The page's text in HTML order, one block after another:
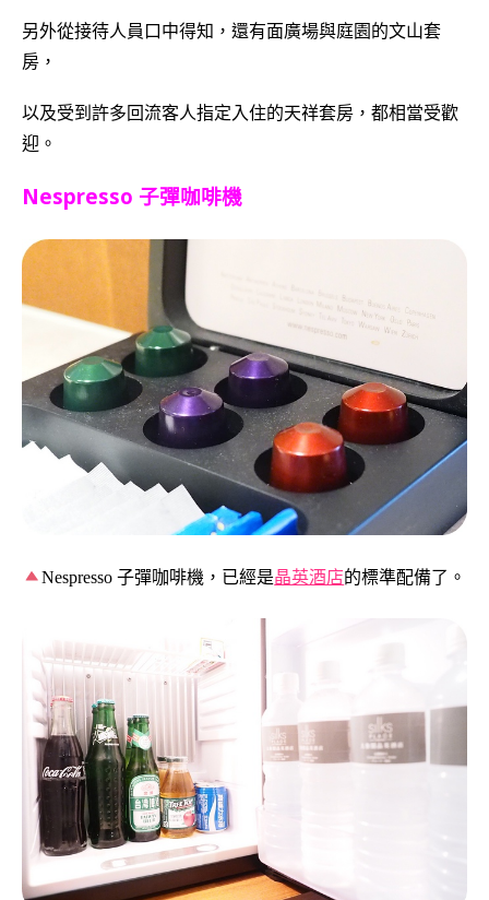
另外從接待人員口中得知，還有面廣場與庭園的文山套
房，
以及受到許多回流客人指定入住的天祥套房，都相當受歡
迎。
Nespresso 子彈咖啡機
Nespresso 子彈咖啡機，已經是晶英酒店的標準配備了。